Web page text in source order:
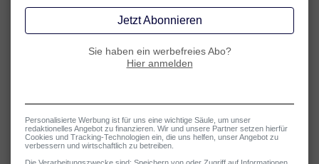
Exception: Could not get data for 617755281 from
#0 /var/www/html/user/plugins/behandeln/vendor/
#1 /var/www/html/user/plugins/behandeln/vendor/
#2 /var/www/html/user/plugins/behandeln/vendor/
#6 /var/www/html/user/plugins/shortcode-core/
#7 /var/www/html/user/plugins/shortcode-core/